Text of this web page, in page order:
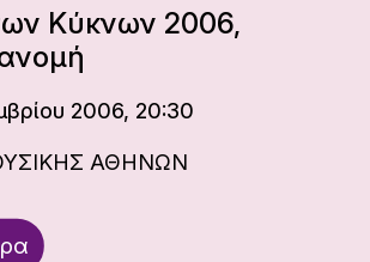
Κύκνων 2006,
2006, 20:30
ΑΘΗΝΩΝ